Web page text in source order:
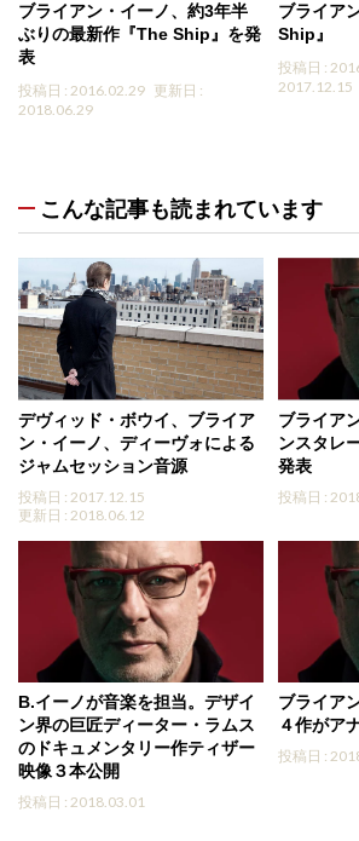
ブライアン・イーノ、約3年半
ぶりの最新作『The Ship』を発
表
投稿日 : 2016.02.29 更新日 :
2018.06.29
ブライア
Ship』
投稿日 :
2017.12.15
こんな記事も読まれています
デヴィッド・ボウイ、ブライア
ン・イーノ、ディーヴォによる
ジャムセッション音源
投稿日 : 2017.12.15
更新日 : 2018.06.12
ブライア
ンスタレ
発表
投稿日 :
B.イーノが音楽を担当。デザイ
ン界の巨匠ディーター・ラムス
のドキュメンタリー作ティザー
映像３本公開
投稿日 : 2018.03.01
ブライア
４作がア
投稿日 :